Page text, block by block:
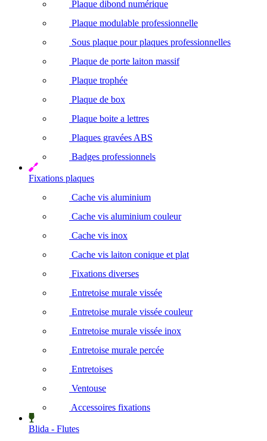
Plaque dibond numérique
Plaque modulable professionnelle
Sous plaque pour plaques professionnelles
Plaque de porte laiton massif
Plaque trophée
Plaque de box
Plaque boite a lettres
Plaques gravées ABS
Badges professionnels
Fixations plaques
Cache vis aluminium
Cache vis aluminium couleur
Cache vis inox
Cache vis laiton conique et plat
Fixations diverses
Entretoise murale vissée
Entretoise murale vissée couleur
Entretoise murale vissée inox
Entretoise murale percée
Entretoises
Ventouse
Accessoires fixations
Blida - Flutes